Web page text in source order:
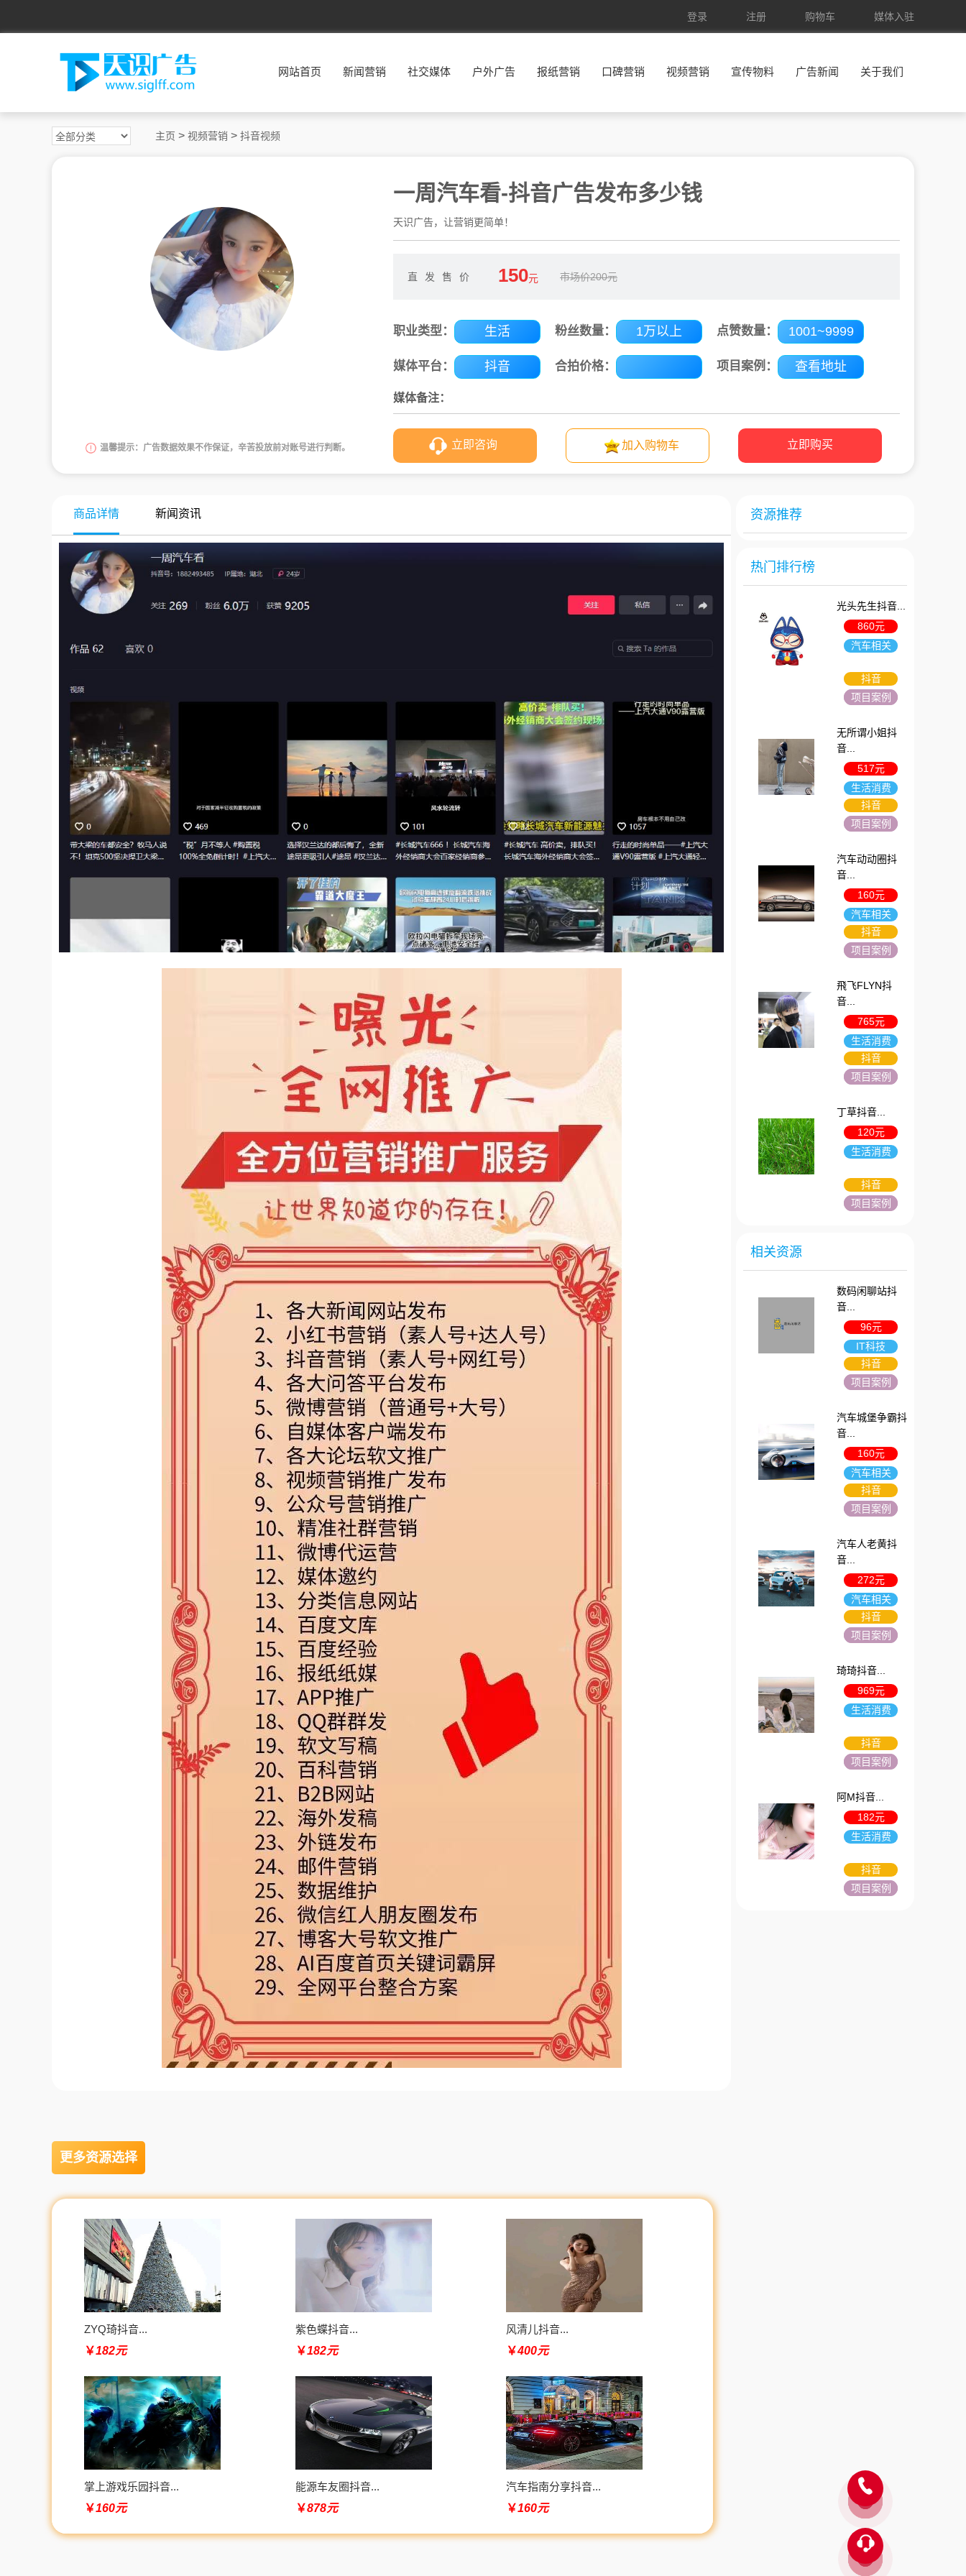
登录 注册 购物车 媒体入驻
网站首页 新闻营销 社交媒体 户外广告 报纸营销 口碑营销 视频营销 宣传物料 广告新闻 关于我们
主页 > 视频营销 > 抖音视频
温馨提示：广告数据效果不作保证，辛苦投放前对账号进行判断。
一周汽车看-抖音广告发布多少钱
天识广告，让营销更简单！
直发售价 150元 市场价200元
职业类型： 生活 粉丝数量： 1万以上 点赞数量： 1001~9999
媒体平台： 抖音 合拍价格： 项目案例： 查看地址
媒体备注：
立即咨询 加入购物车 立即购买
商品详情 新闻资讯 资源推荐
热门排行榜
光头先生抖音...
860元
汽车相关
抖音
项目案例
无所谓小姐抖
音...
517元
生活消费
抖音
项目案例
汽车动动圈抖
音...
160元
汽车相关
抖音
项目案例
飛飞FLYN抖
音...
765元
生活消费
抖音
项目案例
丁草抖音...
120元
生活消费
抖音
项目案例
相关资源
数码闲聊站抖
音...
96元
IT科技
抖音
项目案例
汽车城堡争霸抖
音...
160元
汽车相关
抖音
项目案例
汽车人老黄抖
音...
272元
汽车相关
抖音
项目案例
琦琦抖音...
969元
生活消费
抖音
项目案例
阿M抖音...
182元
生活消费
抖音
项目案例
更多资源选择
ZYQ琦抖音...
￥182元
紫色蝶抖音...
￥182元
风清儿抖音...
￥400元
掌上游戏乐园抖音...
￥160元
能源车友圈抖音...
￥878元
汽车指南分享抖音...
￥160元